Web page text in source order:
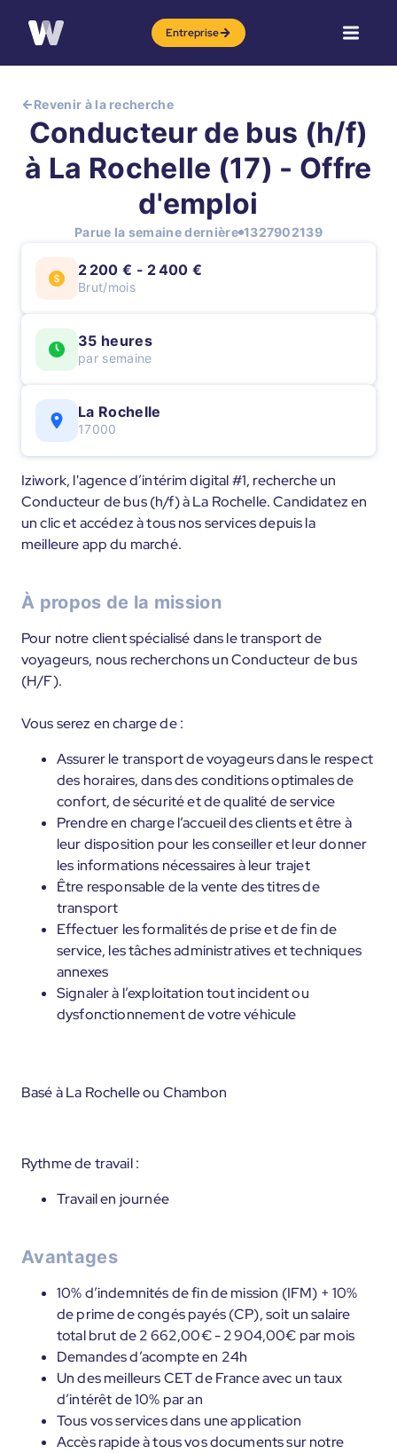
Entreprise
Revenir à la recherche
Conducteur de bus (h/f)
à La Rochelle (17) - Offre
d'emploi
Parue la semaine dernière 1327902139
2 200 € - 2 400 €
Brut/mois
35 heures
par semaine
La Rochelle
17000
Iziwork, l'agence d’intérim digital #1, recherche un
Conducteur de bus (h/f) à La Rochelle. Candidatez en
un clic et accédez à tous nos services depuis la
meilleure app du marché.
À propos de la mission
Pour notre client spécialisé dans le transport de
voyageurs, nous recherchons un Conducteur de bus
(H/F).
Vous serez en charge de :
Assurer le transport de voyageurs dans le respect
des horaires, dans des conditions optimales de
confort, de sécurité et de qualité de service
Prendre en charge l’accueil des clients et être à
leur disposition pour les conseiller et leur donner
les informations nécessaires à leur trajet
Être responsable de la vente des titres de
transport
Effectuer les formalités de prise et de fin de
service, les tâches administratives et techniques
annexes
Signaler à l’exploitation tout incident ou
dysfonctionnement de votre véhicule
Basé à La Rochelle ou Chambon
Rythme de travail :
Travail en journée
Avantages
10% d’indemnités de fin de mission (IFM) + 10%
de prime de congés payés (CP), soit un salaire
total brut de 2 662,00€ - 2 904,00€ par mois
Demandes d’acompte en 24h
Un des meilleurs CET de France avec un taux
d’intérêt de 10% par an
Tous vos services dans une application
Accès rapide à tous vos documents sur notre